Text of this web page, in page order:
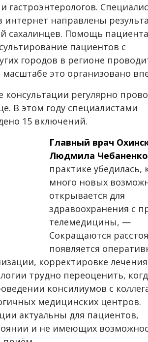
гастроэнтерологов.
интернет направлены
сахалинцев. Помощь
пациентов с
городов в регионе
это организовано
регулярно
В этом году специалистами
15 включений.
Главный врач
Людмила Чебаненко
практике убедилась,
много новых
открывается для
здравоохранения с
телемедицины, —
Сокращаются
появляется
корректировке лечения
трудно переоценить,
консилиумов с
медицинских центров.
актуальны для пациентов,
и не имеющих